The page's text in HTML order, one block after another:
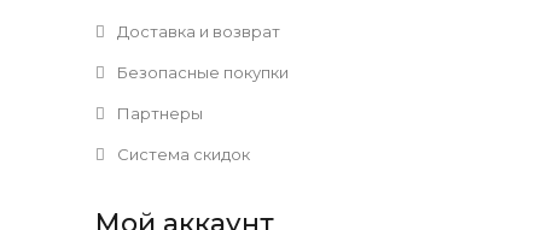
Доставка и возврат
Безопасные покупки
Партнеры
Система скидок